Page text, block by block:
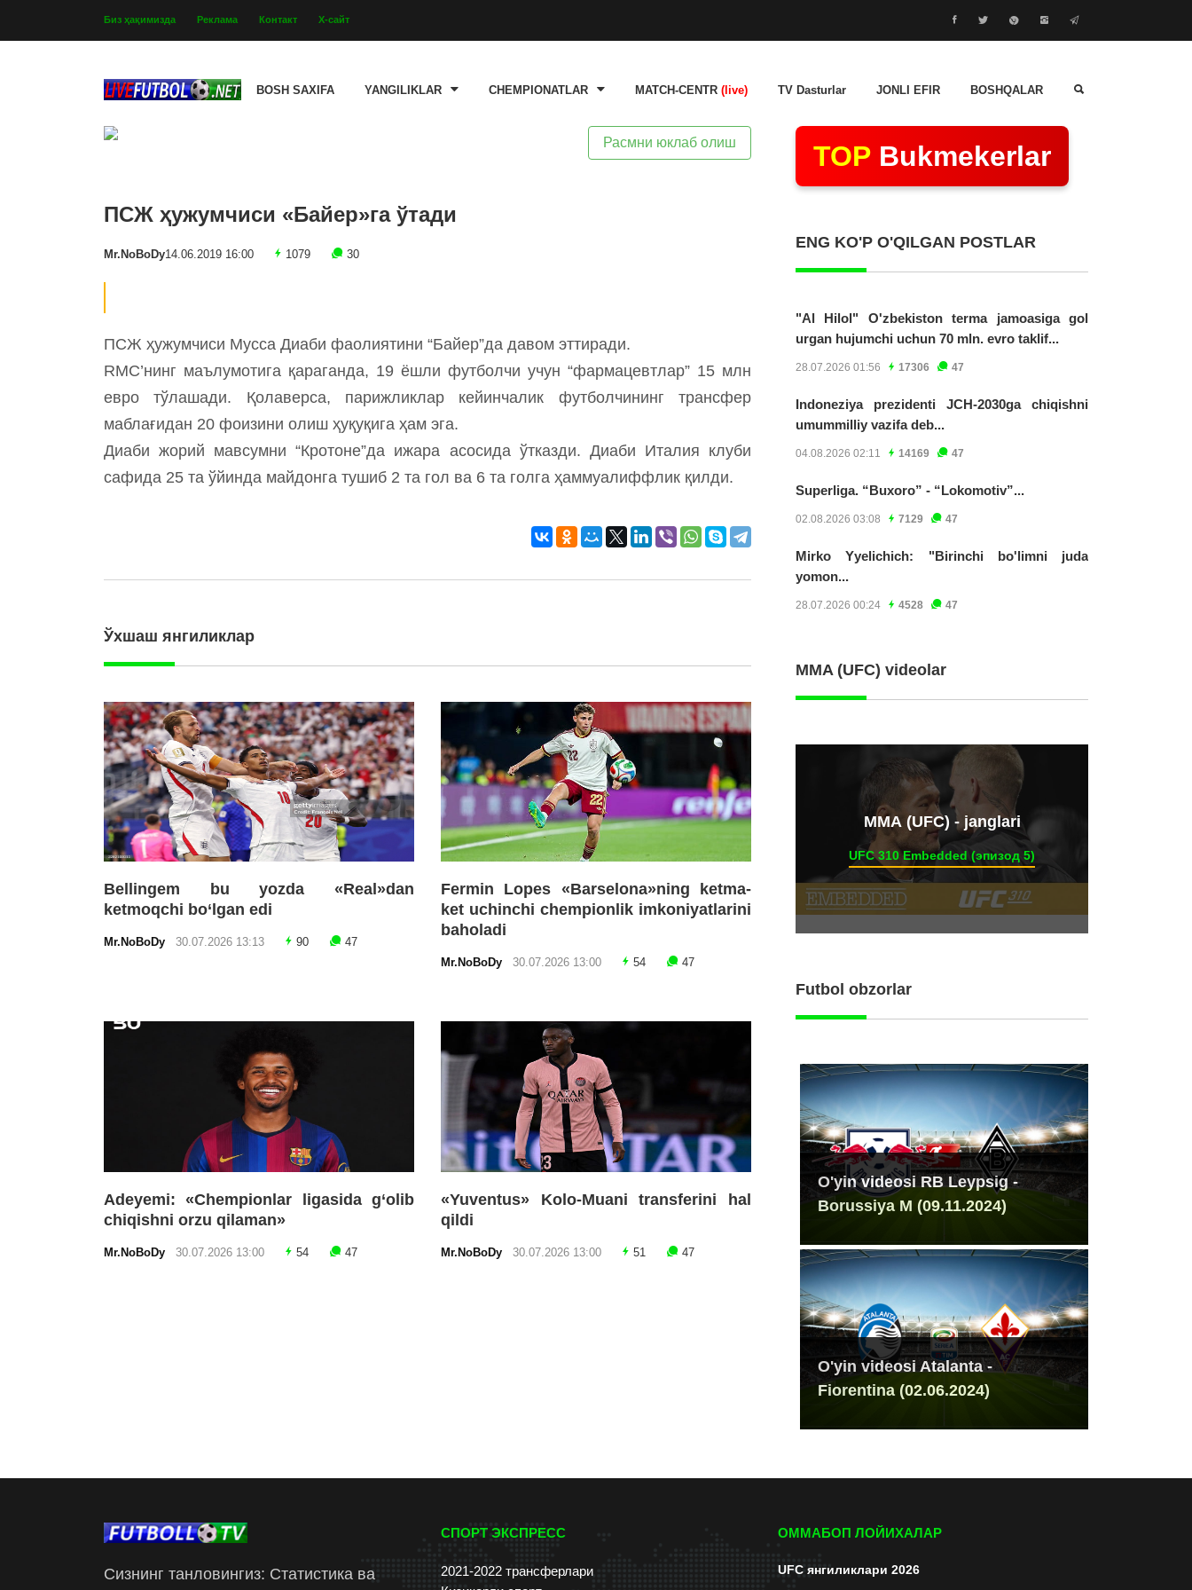
Биз ҳақимизда Реклама Контакт Х-сайт
BOSH SAXIFA YANGILIKLAR CHEMPIONATLAR MATCH-CENTR (live) TV Dasturlar JONLI EFIR BOSHQALAR
Расмни юклаб олиш
ПСЖ ҳужумчиси «Байер»га ўтади
Mr.NoBoDy14.06.2019 16:00 1079 30
ПСЖ ҳужумчиси Мусса Диаби фаолиятини “Байер”да давом эттиради.
RMC’нинг маълумотига қараганда, 19 ёшли футболчи учун “фармацевтлар” 15 млн
евро тўлашади. Қолаверса, парижликлар кейинчалик футболчининг трансфер
маблағидан 20 фоизини олиш ҳуқуқига ҳам эга.
Диаби жорий мавсумни “Кротоне”да ижара асосида ўтказди. Диаби Италия клуби
сафида 25 та ўйинда майдонга тушиб 2 та гол ва 6 та голга ҳаммуалиффлик қилди.
Ўхшаш янгиликлар
Bellingem bu yozda «Real»dan
ketmoqchi bo‘lgan edi
Mr.NoBoDy 30.07.2026 13:13 90 47
Fermin Lopes «Barselona»ning ketma-
ket uchinchi chempionlik imkoniyatlarini
baholadi
Mr.NoBoDy 30.07.2026 13:00 54 47
Adeyemi: «Chempionlar ligasida g‘olib
chiqishni orzu qilaman»
Mr.NoBoDy 30.07.2026 13:00 54 47
«Yuventus» Kolo-Muani transferini hal
qildi
Mr.NoBoDy 30.07.2026 13:00 51 47
TOP Bukmekerlar
ENG KO'P O'QILGAN POSTLAR
"Al Hilol" O'zbekiston terma jamoasiga gol
urgan hujumchi uchun 70 mln. evro taklif...
28.07.2026 01:56 17306 47
Indoneziya prezidenti JCH-2030ga chiqishni
umummilliy vazifa deb...
04.08.2026 02:11 14169 47
Superliga. “Buxoro” - “Lokomotiv”...
02.08.2026 03:08 7129 47
Mirko Yyelichich: "Birinchi bo'limni juda
yomon...
28.07.2026 00:24 4528 47
MMA (UFC) videolar
ММА (UFC) - janglari
UFC 310 Embedded (эпизод 5)
Futbol obzorlar
O'yin videosi RB Leypsig -
Borussiya M (09.11.2024)
O'yin videosi Atalanta -
Fiorentina (02.06.2024)
Сизнинг танловингиз: Статистика ва
СПОРТ ЭКСПРЕСС
2021-2022 трансферлари
ОММАБОП ЛОЙИХАЛАР
UFC янгиликлари 2026